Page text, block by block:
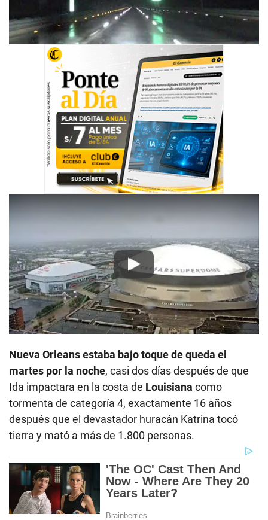
Play
Nueva Orleansestaba bajo toque de queda el
martes por la noche, casi dos días después de que
Ida impactara en la costa de Louisiana como
tormenta de categoría 4, exactamente 16 años
después que el devastador huracán Katrina tocó
tierra y mató a más de 1.800 personas.